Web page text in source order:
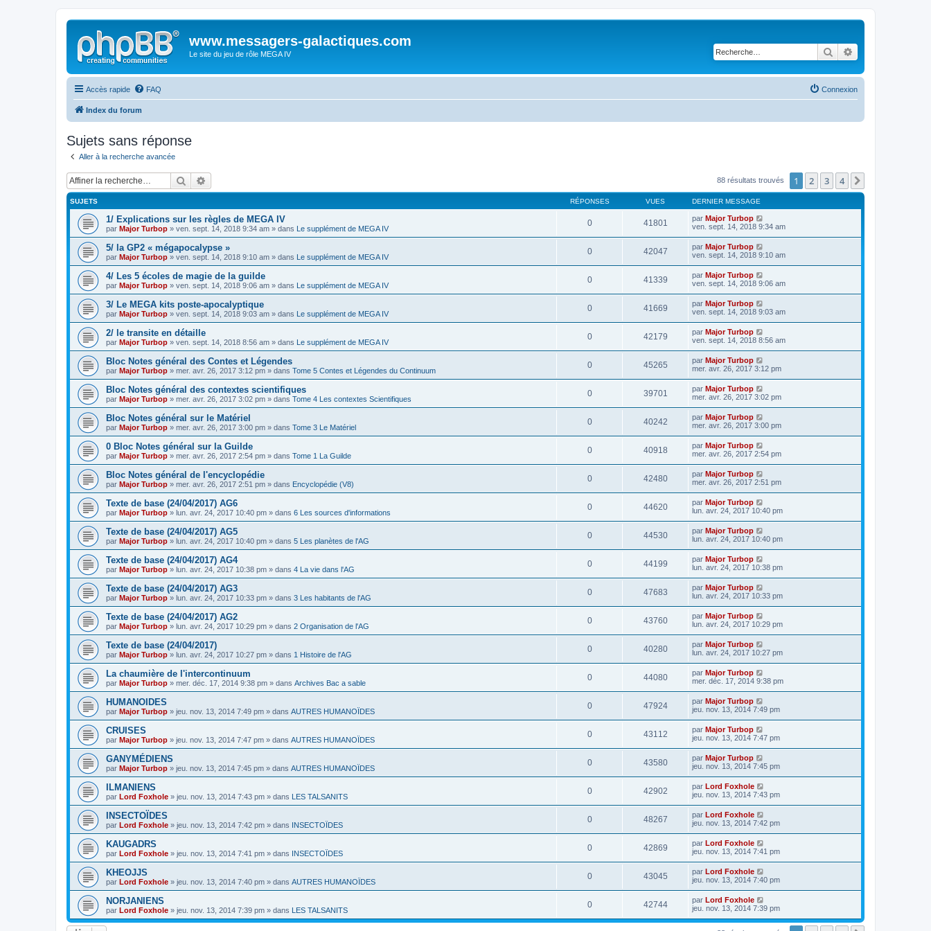
www.messagers-galactiques.com
Le site du jeu de rôle MEGA IV Rechercher
Accès rapide FAQ Connexion
Index du forum
Sujets sans réponse
Aller à la recherche avancée
Rechercher 88 résultats trouvés 1 2 3 4
SUJETS RÉPONSES VUES DERNIER MESSAGE
1/ Explications sur les règles de MEGA IV
par Major Turbop » ven. sept. 14, 2018 9:34 am » dans Le supplément de MEGA IV
0 41801 par Major Turbop
ven. sept. 14, 2018 9:34 am
5/ la GP2 « mégapocalypse »
par Major Turbop » ven. sept. 14, 2018 9:10 am » dans Le supplément de MEGA IV
0 42047 par Major Turbop
ven. sept. 14, 2018 9:10 am
4/ Les 5 écoles de magie de la guilde
par Major Turbop » ven. sept. 14, 2018 9:06 am » dans Le supplément de MEGA IV
0 41339 par Major Turbop
ven. sept. 14, 2018 9:06 am
3/ Le MEGA kits poste-apocalyptique
par Major Turbop » ven. sept. 14, 2018 9:03 am » dans Le supplément de MEGA IV
0 41669 par Major Turbop
ven. sept. 14, 2018 9:03 am
2/ le transite en détaille
par Major Turbop » ven. sept. 14, 2018 8:56 am » dans Le supplément de MEGA IV
0 42179 par Major Turbop
ven. sept. 14, 2018 8:56 am
Bloc Notes général des Contes et Légendes
par Major Turbop » mer. avr. 26, 2017 3:12 pm » dans Tome 5 Contes et Légendes du Continuum
0 45265 par Major Turbop
mer. avr. 26, 2017 3:12 pm
Bloc Notes général des contextes scientifiques
par Major Turbop » mer. avr. 26, 2017 3:02 pm » dans Tome 4 Les contextes Scientifiques
0 39701 par Major Turbop
mer. avr. 26, 2017 3:02 pm
Bloc Notes général sur le Matériel
par Major Turbop » mer. avr. 26, 2017 3:00 pm » dans Tome 3 Le Matériel
0 40242 par Major Turbop
mer. avr. 26, 2017 3:00 pm
0 Bloc Notes général sur la Guilde
par Major Turbop » mer. avr. 26, 2017 2:54 pm » dans Tome 1 La Guilde
0 40918 par Major Turbop
mer. avr. 26, 2017 2:54 pm
Bloc Notes général de l'encyclopédie
par Major Turbop » mer. avr. 26, 2017 2:51 pm » dans Encyclopédie (V8)
0 42480 par Major Turbop
mer. avr. 26, 2017 2:51 pm
Texte de base (24/04/2017) AG6
par Major Turbop » lun. avr. 24, 2017 10:40 pm » dans 6 Les sources d'informations
0 44620 par Major Turbop
lun. avr. 24, 2017 10:40 pm
Texte de base (24/04/2017) AG5
par Major Turbop » lun. avr. 24, 2017 10:40 pm » dans 5 Les planètes de l'AG
0 44530 par Major Turbop
lun. avr. 24, 2017 10:40 pm
Texte de base (24/04/2017) AG4
par Major Turbop » lun. avr. 24, 2017 10:38 pm » dans 4 La vie dans l'AG
0 44199 par Major Turbop
lun. avr. 24, 2017 10:38 pm
Texte de base (24/04/2017) AG3
par Major Turbop » lun. avr. 24, 2017 10:33 pm » dans 3 Les habitants de l'AG
0 47683 par Major Turbop
lun. avr. 24, 2017 10:33 pm
Texte de base (24/04/2017) AG2
par Major Turbop » lun. avr. 24, 2017 10:29 pm » dans 2 Organisation de l'AG
0 43760 par Major Turbop
lun. avr. 24, 2017 10:29 pm
Texte de base (24/04/2017)
par Major Turbop » lun. avr. 24, 2017 10:27 pm » dans 1 Histoire de l'AG
0 40280 par Major Turbop
lun. avr. 24, 2017 10:27 pm
La chaumière de l'intercontinuum
par Major Turbop » mer. déc. 17, 2014 9:38 pm » dans Archives Bac a sable
0 44080 par Major Turbop
mer. déc. 17, 2014 9:38 pm
HUMANOIDES
par Major Turbop » jeu. nov. 13, 2014 7:49 pm » dans AUTRES HUMANOÏDES
0 47924 par Major Turbop
jeu. nov. 13, 2014 7:49 pm
CRUISES
par Major Turbop » jeu. nov. 13, 2014 7:47 pm » dans AUTRES HUMANOÏDES
0 43112 par Major Turbop
jeu. nov. 13, 2014 7:47 pm
GANYMÉDIENS
par Major Turbop » jeu. nov. 13, 2014 7:45 pm » dans AUTRES HUMANOÏDES
0 43580 par Major Turbop
jeu. nov. 13, 2014 7:45 pm
ILMANIENS
par Lord Foxhole » jeu. nov. 13, 2014 7:43 pm » dans LES TALSANITS
0 42902 par Lord Foxhole
jeu. nov. 13, 2014 7:43 pm
INSECTOÏDES
par Lord Foxhole » jeu. nov. 13, 2014 7:42 pm » dans INSECTOÏDES
0 48267 par Lord Foxhole
jeu. nov. 13, 2014 7:42 pm
KAUGADRS
par Lord Foxhole » jeu. nov. 13, 2014 7:41 pm » dans INSECTOÏDES
0 42869 par Lord Foxhole
jeu. nov. 13, 2014 7:41 pm
KHEOJJS
par Lord Foxhole » jeu. nov. 13, 2014 7:40 pm » dans AUTRES HUMANOÏDES
0 43045 par Lord Foxhole
jeu. nov. 13, 2014 7:40 pm
NORJANIENS
par Lord Foxhole » jeu. nov. 13, 2014 7:39 pm » dans LES TALSANITS
0 42744 par Lord Foxhole
jeu. nov. 13, 2014 7:39 pm